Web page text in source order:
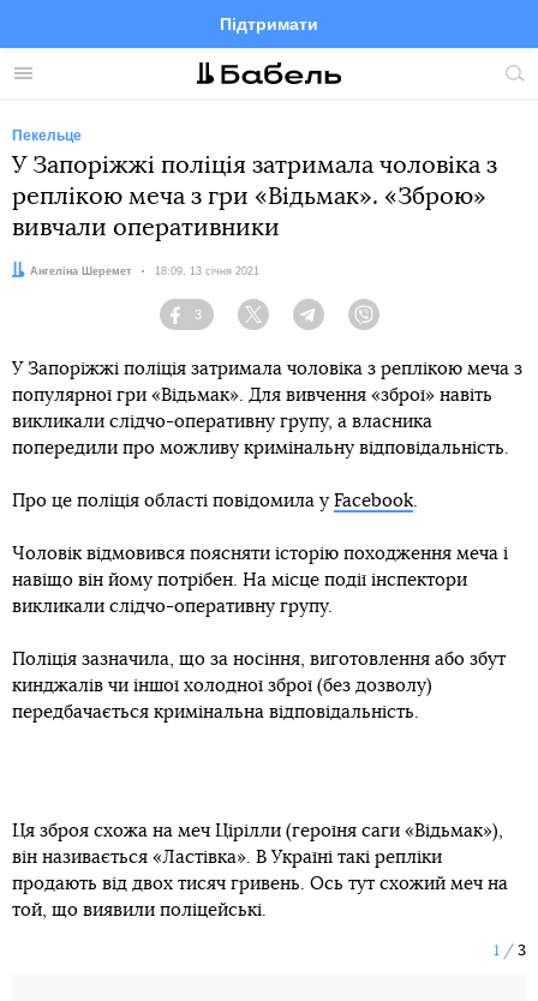
Меню
Підтримати
FacebookTelegramTwitter
Пекельце
У Запоріжжі поліція затримала чоловіка з
реплікою меча з гри «Відьмак». «Зброю»
вивчали оперативники
Автор:
Ангеліна Шеремет Дата:
18:09, 13 січня 2021
Facebook
3
Twitter TelegramViber
У Запоріжжі поліція затримала чоловіка з реплікою меча з
популярної гри «Відьмак». Для вивчення «зброї» навіть
викликали слідчо-оперативну групу, а власника
попередили про можливу кримінальну відповідальність.
Про це поліція області повідомила у Facebook.
Чоловік відмовився поясняти історію походження меча і
навіщо він йому потрібен. На місце події інспектори
викликали слідчо-оперативну групу.
Поліція зазначила, що за носіння, виготовлення або збут
кинджалів чи іншої холодної зброї (без дозволу)
передбачається кримінальна відповідальність.
Ця зброя схожа на меч Цірілли (героїня саги «Відьмак»),
він називається «Ластівка». В Україні такі репліки
продають від двох тисяч гривень. Ось тут схожий меч на
той, що виявили поліцейські.
1 3